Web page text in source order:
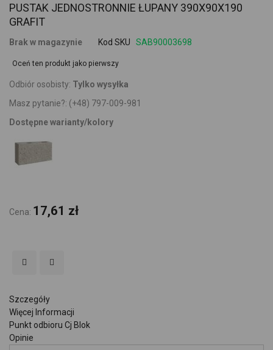
PUSTAK JEDNOSTRONNIE ŁUPANY 390X90X190
GRAFIT
Brak w magazynie Kod SKU SAB90003698
Oceń ten produkt jako pierwszy
Odbiór osobisty: Tylko wysyłka
Masz pytanie?: (+48) 797-009-981
Dostępne warianty/kolory
Cena: 17,61 zł
Szczegóły
Więcej Informacji
Punkt odbioru Cj Blok
Opinie